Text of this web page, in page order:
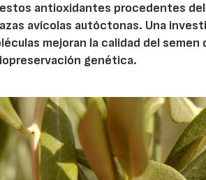
antioxidantes procedentes
avícolas autóctonas. Una
mejoran la calidad del
genética.